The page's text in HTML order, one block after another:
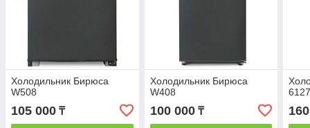
Холодильник Бирюса
W508
105 000 ₸
Холодильник Бирюса
W408
100 000₸